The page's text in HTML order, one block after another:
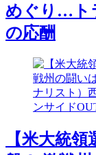
めぐり…ト
の応酬
【米大統